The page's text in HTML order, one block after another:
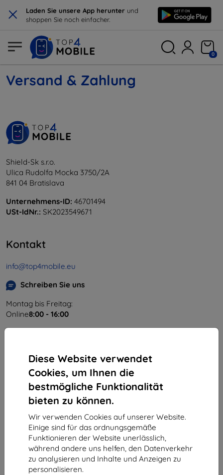
× Laden Sie unsere App herunter und
shoppen Sie noch einfacher.
Diese Website verwendet
Cookies, um Ihnen die
bestmögliche Funktionalität
bieten zu können.
Wir verwenden Cookies auf unserer Website.
Einige sind für das ordnungsgemäße
Funktionieren der Website unerlässlich,
während andere uns helfen, den Datenverkehr
zu analysieren und Inhalte und Anzeigen zu
personalisieren.
0
Versand & Zahlung
Shield-Sk s.r.o.
Ulica Rudolfa Mocka 3750/2A
841 04 Bratislava
Unternehmens-ID: 46701494
USt-IdNr.: SK2023549671
Kontakt
info@top4mobile.eu
Schreiben Sie uns
Montag bis Freitag:
Online8:00 - 16:00
Einkaufen
Versand & Zahlung
Cashback
Widerrufsbelehrung
Reklamation